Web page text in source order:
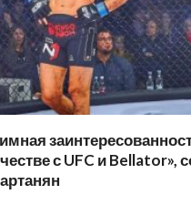
с UFC и Bellator»,